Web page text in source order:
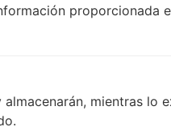
Jelly Bean
proporcionada
mientras lo